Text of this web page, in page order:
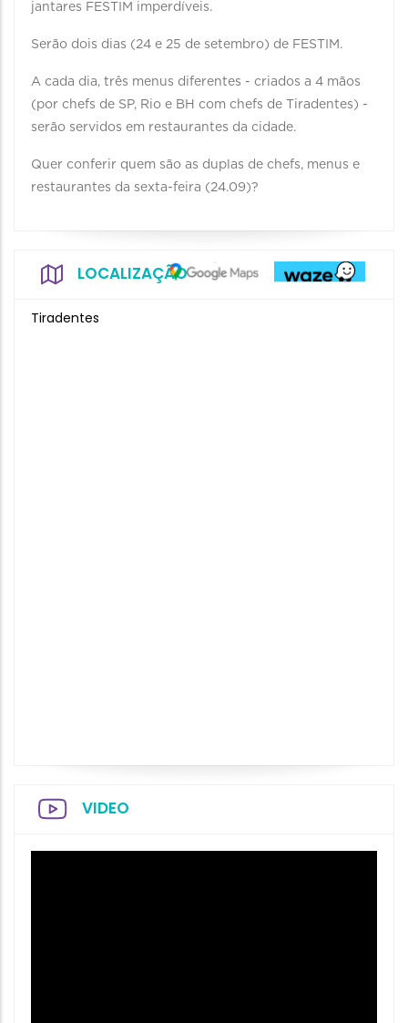
jantares FESTIM imperdíveis.
Serão dois dias (24 e 25 de setembro) de FESTIM.
A cada dia, três menus diferentes - criados a 4 mãos
(por chefs de SP, Rio e BH com chefs de Tiradentes) -
serão servidos em restaurantes da cidade.
Quer conferir quem são as duplas de chefs, menus e
restaurantes da sexta-feira (24.09)?
LOCALIZAÇÃO
Tiradentes
VIDEO